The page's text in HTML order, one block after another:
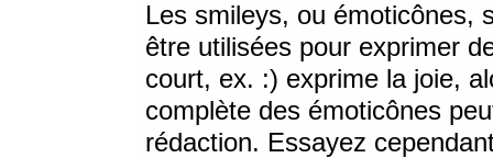
Les smileys, ou émoticônes,
être utilisées pour exprimer
court, ex. :) exprime la joie,
complète des émoticônes
rédaction. Essayez